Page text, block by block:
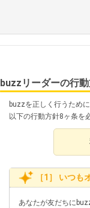
buzzリーダーの行
buzzを正しく行うため
以下の行動方針8ヶ条を
［1］ いつも
あなたが友だちに